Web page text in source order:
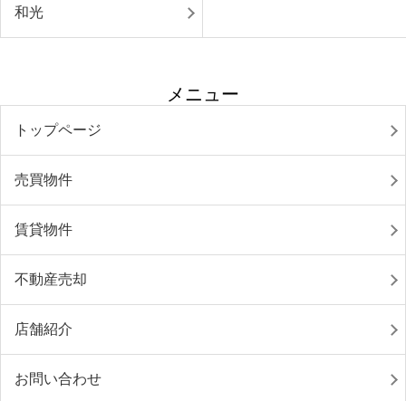
和光
メニュー
トップページ
売買物件
賃貸物件
不動産売却
店舗紹介
お問い合わせ